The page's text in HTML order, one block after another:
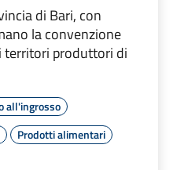
di Bari, con
la convenzione
territori produttori di
all'ingrosso
Prodotti alimentari